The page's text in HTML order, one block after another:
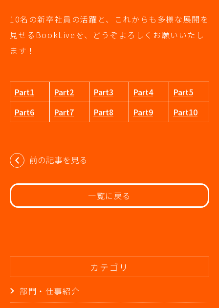
カテゴリ
部門・仕事紹介
10名の新卒社員の活躍と、これからも多様な展開を
見せるBookLiveを、どうぞよろしくお願いいたし
ます！
Part1 Part2 Part3 Part4
Part5
Part6
Part7 Part8 Part9 Part10
投
稿
ナ
ビ
ゲ
前の記事を見る
一覧に戻る